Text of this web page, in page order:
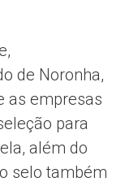
de Noronha,
as empresas
para
além do
selo também